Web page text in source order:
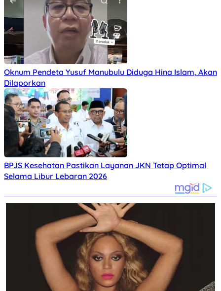
Oknum Pendeta Yusuf Manubulu Diduga Hina Islam, Akan
Dilaporkan
BPJS Kesehatan Pastikan Layanan JKN Tetap Optimal
Selama Libur Lebaran 2026